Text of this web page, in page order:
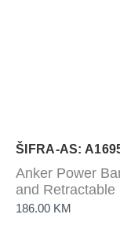
ŠIFRA-AS:
Anker Power
and
186.00 KM